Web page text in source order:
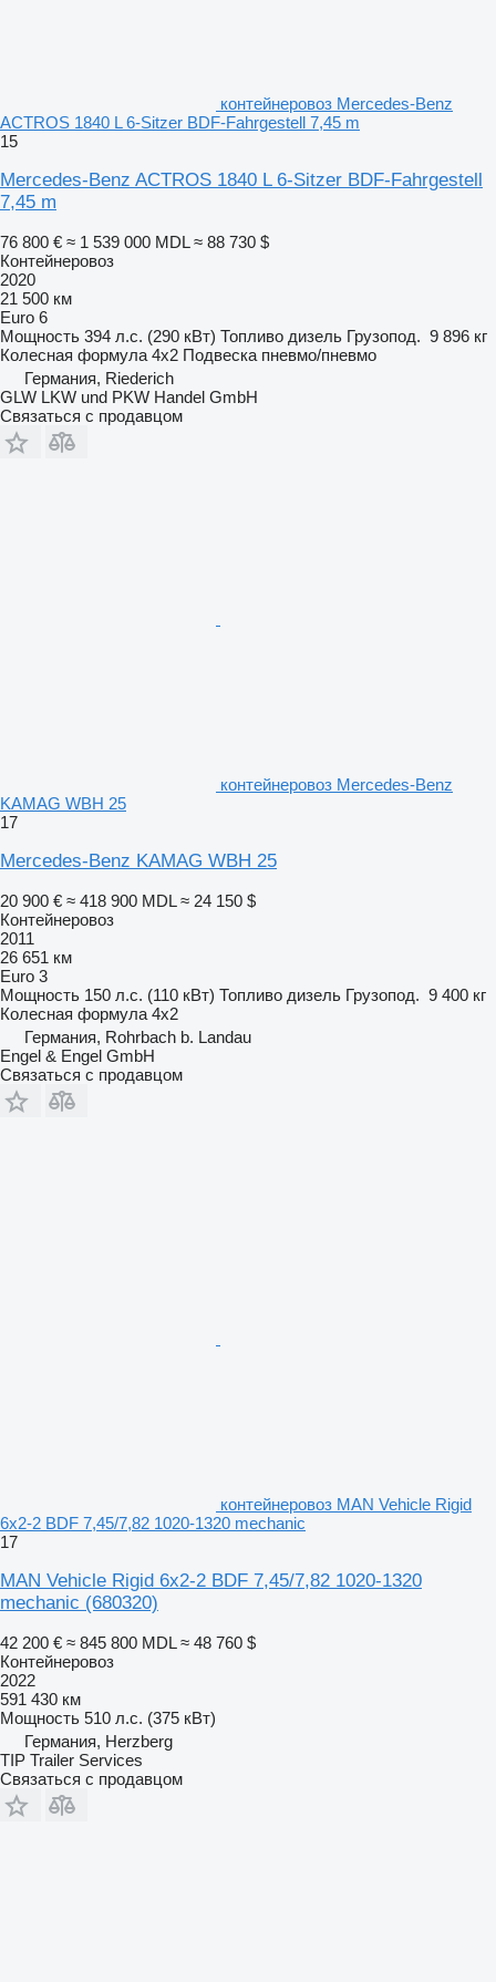
контейнеровоз Mercedes-Benz
ACTROS 1840 L 6-Sitzer BDF-Fahrgestell 7,45 m
15
Mercedes-Benz ACTROS 1840 L 6-Sitzer BDF-Fahrgestell
7,45 m
76 800 € ≈ 1 539 000 MDL ≈ 88 730 $
Контейнеровоз
2020
21 500 км
Euro 6
Мощность 394 л.с. (290 кВт) Топливо дизель Грузопод. 9 896 кг
Колесная формула 4x2 Подвеска пневмо/пневмо
Германия, Riederich
GLW LKW und PKW Handel GmbH
Связаться с продавцом
контейнеровоз Mercedes-Benz
KAMAG WBH 25
17
Mercedes-Benz KAMAG WBH 25
20 900 € ≈ 418 900 MDL ≈ 24 150 $
Контейнеровоз
2011
26 651 км
Euro 3
Мощность 150 л.с. (110 кВт) Топливо дизель Грузопод. 9 400 кг
Колесная формула 4x2
Германия, Rohrbach b. Landau
Engel & Engel GmbH
Связаться с продавцом
контейнеровоз MAN Vehicle Rigid
6x2-2 BDF 7,45/7,82 1020-1320 mechanic
17
MAN Vehicle Rigid 6x2-2 BDF 7,45/7,82 1020-1320
mechanic (680320)
42 200 € ≈ 845 800 MDL ≈ 48 760 $
Контейнеровоз
2022
591 430 км
Мощность 510 л.с. (375 кВт)
Германия, Herzberg
TIP Trailer Services
Связаться с продавцом